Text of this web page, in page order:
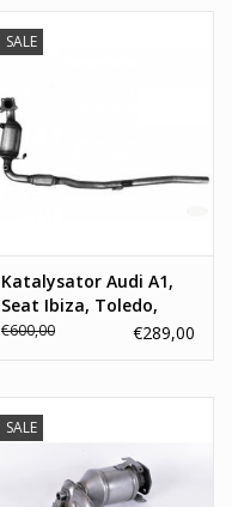
SALE
Katalysator Audi A1,
Seat Ibiza, Toledo,
Skoda Fabia, Rapid,
€600,00 €289,00
SALE